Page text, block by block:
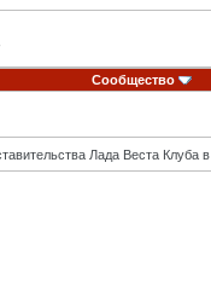
Сообщество
Лада Веста Клуба